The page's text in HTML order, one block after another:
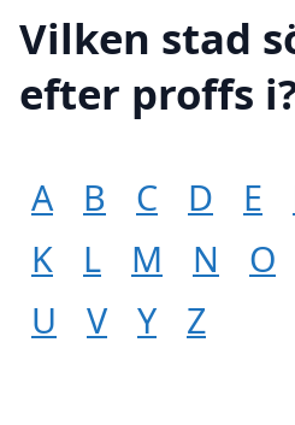
Vilken stad
efter proffs
A B C D E
K
L M N O
U
V Y Z